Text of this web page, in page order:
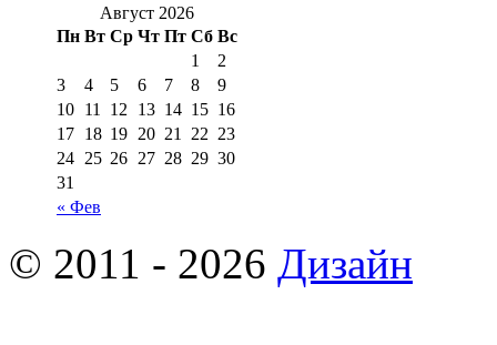
Август 2026
Пн Вт Ср Чт Пт Сб Вс
« Фев
1
2
3
4 5 6 7 8
9
10 11 12 13 14 15 16
17 18 19 20 21 22 23
24 25 26 27 28 29 30
31
© 2011 - 2026 Дизайн